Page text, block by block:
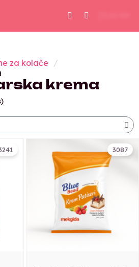
za kolače
krema
3087